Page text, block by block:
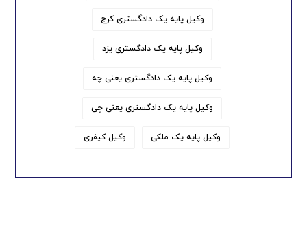
وکیل پایه یک دادگستری کرج
وکیل پایه یک دادگستری یزد
وکیل پایه یک دادگستری یعنی چه
وکیل پایه یک دادگستری یعنی چی
وکیل پایه یک ملکی وکیل کیفری